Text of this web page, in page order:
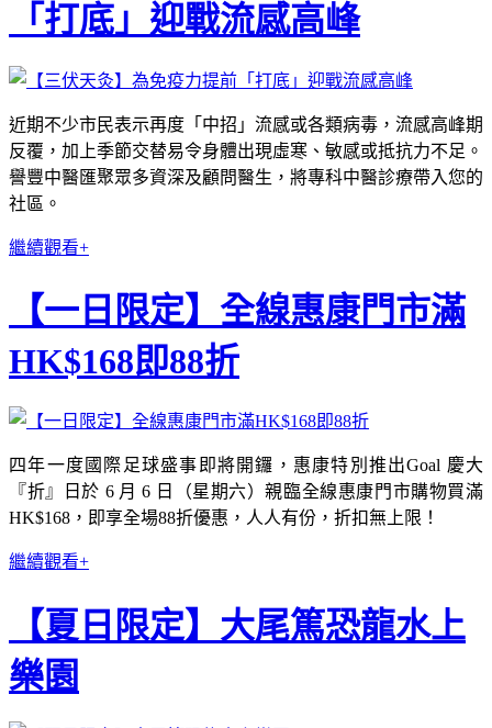
「打底」迎戰流感高峰
近期不少市民表示再度「中招」流感或各類病毒，流感高峰期
反覆，加上季節交替易令身體出現虛寒、敏感或抵抗力不足。
譽豐中醫匯聚眾多資深及顧問醫生，將專科中醫診療帶入您的
社區。
繼續觀看+
【一日限定】全線惠康門市滿
HK$168即88折
四年一度國際足球盛事即將開鑼，惠康特別推出Goal 慶大
『折』日於 6 月 6 日（星期六）親臨全線惠康門市購物買滿
HK$168，即享全場88折優惠，人人有份，折扣無上限！
繼續觀看+
【夏日限定】大尾篤恐龍水上
樂園